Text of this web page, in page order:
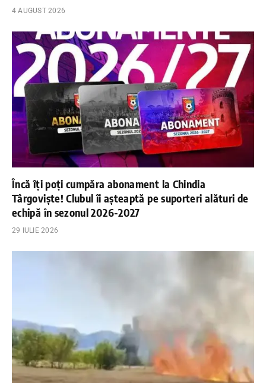
4 AUGUST 2026
Încă îți poți cumpăra abonament la Chindia
Târgoviște! Clubul îi așteaptă pe suporteri alături de
echipă în sezonul 2026-2027
29 IULIE 2026